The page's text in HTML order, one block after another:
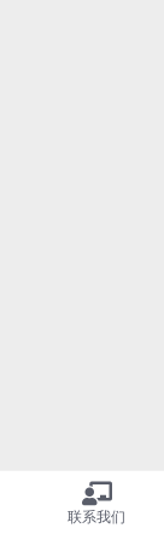
联系我们